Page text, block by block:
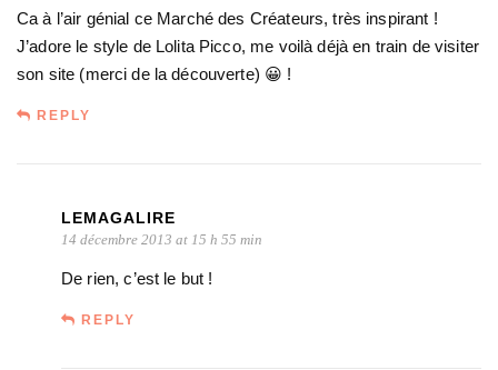
Ca à l’air génial ce Marché des Créateurs, très inspirant !
J’adore le style de Lolita Picco, me voilà déjà en train de visiter
son site (merci de la découverte) 😀 !
REPLY
LEMAGALIRE
14 décembre 2013 at 15 h 55 min
De rien, c’est le but !
REPLY